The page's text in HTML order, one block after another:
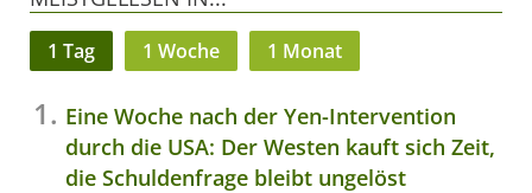
1 Tag 1 Woche 1 Monat
Eine Woche nach der Yen-Intervention
durch die USA: Der Westen kauft sich Zeit,
die Schuldenfrage bleibt ungelöst